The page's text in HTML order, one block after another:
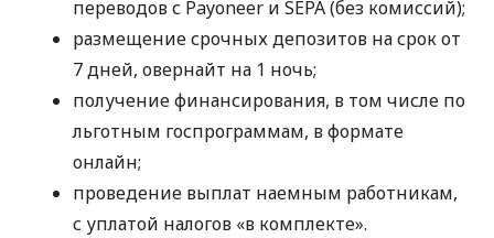
переводов с Payoneer и SEPA (без комиссий);
размещение срочных депозитов на срок от
7 дней, овернайт на 1 ночь;
получение финансирования, в том числе по
льготным госпрограммам, в формате
онлайн;
проведение выплат наемным работникам,
с уплатой налогов «в комплекте».